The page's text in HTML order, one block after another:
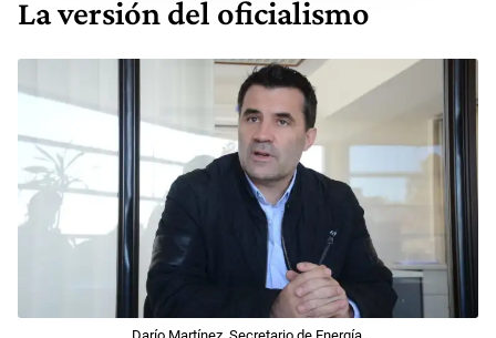
La versión del oficialismo